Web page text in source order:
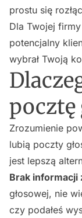
prostu się
Dla Twojej
potencjalny
wybrał Twoją
pocztę
Zrozumienie
lubią poczty
jest lepszą
Brak informacji
głosowej, nie
czy podałeś